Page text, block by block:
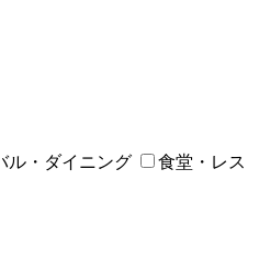
ル・ダイニング
食堂・レス